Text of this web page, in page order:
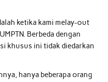
ketika kami melay-out
Berbeda dengan
khusus ini tidak diedarkan
hanya beberapa orang